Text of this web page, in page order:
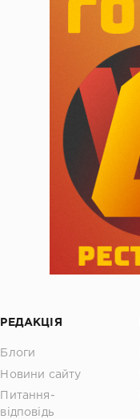
РЕДАКЦІЯ
Блоги
Новини сайту
Питання-
відповідь